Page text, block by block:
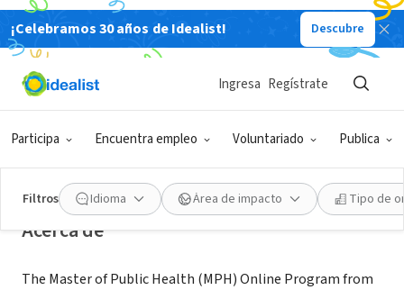
¡Celebramos 30 años de Idealist! Descubre
Participa Encuentra empleo Voluntariado Publica
Ingresa Regístrate
Filtros Idioma Área de impacto Tipo de
ORGANIZACIÓN SIN FIN DE LUCRO
University of Southern California-
Master of Public Health Online
Program
Los Angeles, CA|mphdegree.usc.edu
Acerca de
The Master of Public Health (MPH) Online Program from